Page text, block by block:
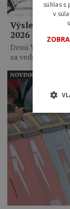
Výsledky 8.
2026
Demi Vollering
sa vedenia…
NOVINKY
súhlas s
v